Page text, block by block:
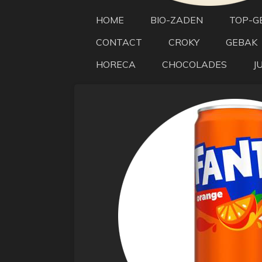
HOME BIO-ZADEN TOP-
CONTACT
CROKY GEBAK
HORECA
CHOCOLADES